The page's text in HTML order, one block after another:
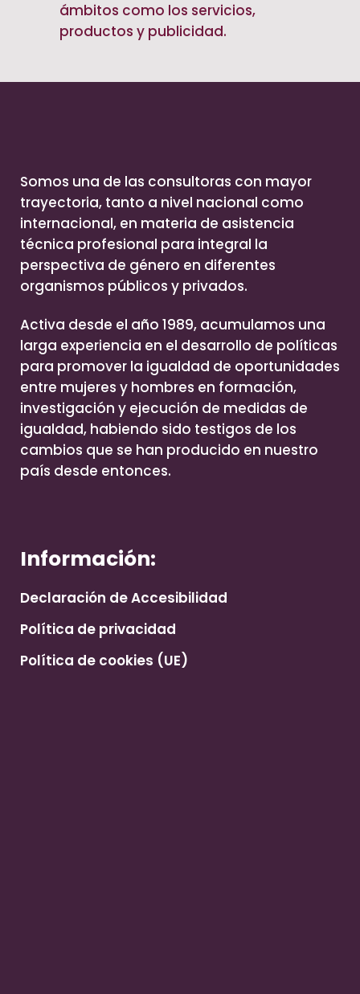
ámbitos como los servicios,
productos y publicidad.
Somos una de las consultoras con mayor
trayectoria, tanto a nivel nacional como
internacional, en materia de asistencia
técnica profesional para integral la
perspectiva de género en diferentes
organismos públicos y privados.
Activa desde el año 1989, acumulamos una
larga experiencia en el desarrollo de políticas
para promover la igualdad de oportunidades
entre mujeres y hombres en formación,
investigación y ejecución de medidas de
igualdad, habiendo sido testigos de los
cambios que se han producido en nuestro
país desde entonces.
Información:
Declaración de Accesibilidad
Política de privacidad
Política de cookies (UE)